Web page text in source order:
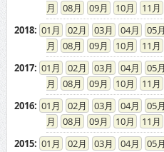
08
09 10 11
2018: 01 02 03 04 05
08
09 10 11
2017: 01 02 03 04 05
08
09 10 11
2016: 01 02 03 04 05
08
09 10 11
2015: 01 02 03 04 05